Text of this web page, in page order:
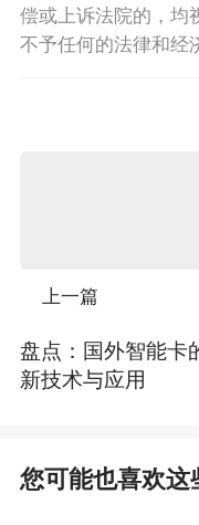
偿或上诉法院的，均
不予任何的法律和经
上一篇
盘点：国外智能卡
新技术与应用
您可能也喜欢这